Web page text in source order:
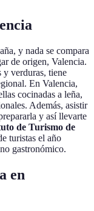
y nada se compara
de origen, Valencia.
y verduras, tiene
En Valencia,
cocinadas a leña,
Además, asistir
y así llevarte
de Turismo de
turistas el año
gastronómico.
en